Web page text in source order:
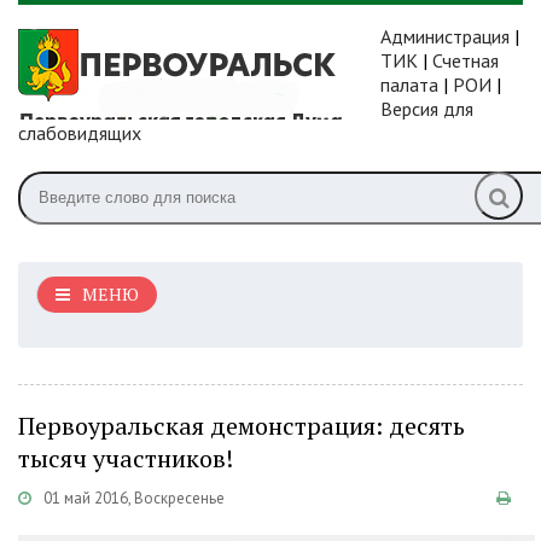
Администрация |
ТИК | Счетная
палата | РОИ |
Версия для
слабовидящих
МЕНЮ
Первоуральская демонстрация: десять
тысяч участников!
01 май 2016, Воскресенье